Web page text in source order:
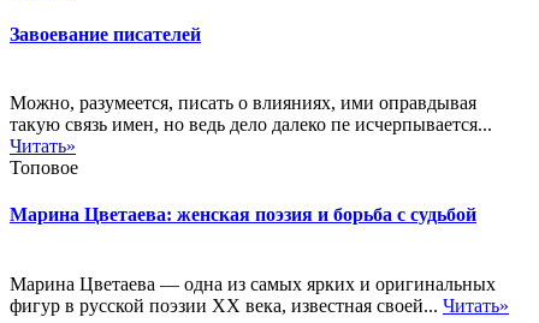
Завоевание писателей
Можно, разумеется, писать о влияниях, ими оправдывая
такую связь имен, но ведь дело далеко пе исчерпывается...
Читать»
Топовое
Марина Цветаева: женская поэзия и борьба с судьбой
Марина Цветаева — одна из самых ярких и оригинальных
фигур в русской поэзии XX века, известная своей... Читать»